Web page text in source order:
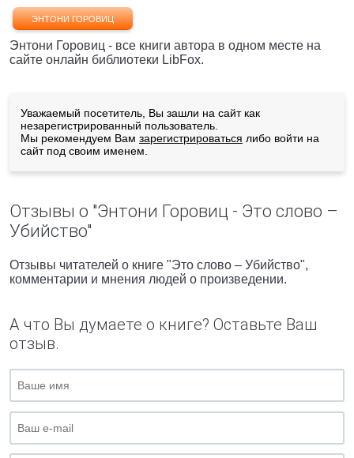
ЭНТОНИ ГОРОВИЦ
Энтони Горовиц - все книги автора в одном месте на
сайте онлайн библиотеки LibFox.
Уважаемый посетитель, Вы зашли на сайт как
незарегистрированный пользователь.
Мы рекомендуем Вам зарегистрироваться либо войти на
сайт под своим именем.
Отзывы о "Энтони Горовиц - Это слово –
Убийство"
Отзывы читателей о книге "Это слово – Убийство",
комментарии и мнения людей о произведении.
А что Вы думаете о книге? Оставьте Ваш
отзыв.